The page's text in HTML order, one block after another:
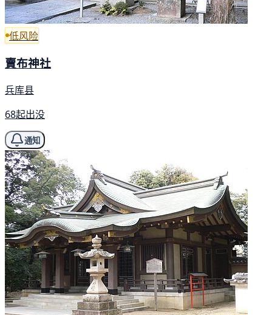
低风险
賣布神社
兵库县
68起出没
通知